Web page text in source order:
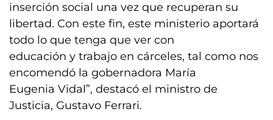
inserción social una vez que recuperan su
libertad. Con este fin, este ministerio aportará
todo lo que tenga que ver con
educación y trabajo en cárceles, tal como nos
encomendó la gobernadora María
Eugenia Vidal”, destacó el ministro de
Justicia, Gustavo Ferrari.